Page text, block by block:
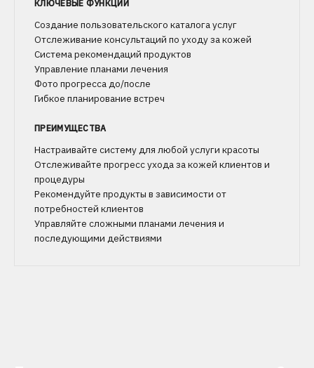
КЛЮЧЕВЫЕ ФУНКЦИИ
Создание пользовательского каталога услуг
Отслеживание консультаций по уходу за кожей
Система рекомендаций продуктов
Управление планами лечения
Фото прогресса до/после
Гибкое планирование встреч
ПРЕИМУЩЕСТВА
Настраивайте систему для любой услуги красоты
Отслеживайте прогресс ухода за кожей клиентов и
процедуры
Рекомендуйте продукты в зависимости от
потребностей клиентов
Управляйте сложными планами лечения и
последующими действиями